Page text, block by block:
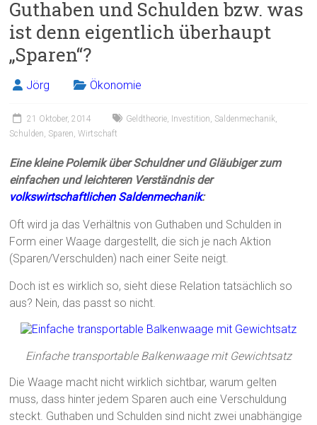
b
o
ok
l
n
Guthaben und Schulden bzw. was
ist denn eigentlich überhaupt
„Sparen“?
Jörg Ökonomie
21 Oktober, 2014 Geldtheorie, Investition, Saldenmechanik,
Schulden, Sparen,Wirtschaft
Eine kleine Polemik über Schuldner und Gläubiger zum
einfachen und leichteren Verständnis der
volkswirtschaftlichen Saldenmechanik:
Oft wird ja das Verhältnis von Guthaben und Schulden in
Form einer Waage dargestellt, die sich je nach Aktion
(Sparen/Verschulden) nach einer Seite neigt.
Doch ist es wirklich so, sieht diese Relation tatsächlich so
aus? Nein, das passt so nicht.
Einfache transportable Balkenwaage mit Gewichtsatz
Die Waage macht nicht wirklich sichtbar, warum gelten
muss, dass hinter jedem Sparen auch eine Verschuldung
steckt. Guthaben und Schulden sind nicht zwei unabhängige